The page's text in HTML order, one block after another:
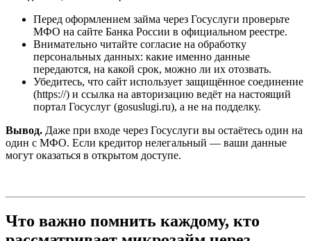
Перед оформлением займа через Госуслуги проверьте
МФО на сайте Банка России в официальном реестре.
Внимательно читайте согласие на обработку
персональных данных: какие именно данные
передаются, на какой срок, можно ли их отозвать.
Убедитесь, что сайт использует защищённое соединение
(https://) и ссылка на авторизацию ведёт на настоящий
портал Госуслуг (gosuslugi.ru), а не на подделку.
Вывод. Даже при входе через Госуслуги вы остаётесь один на
один с МФО. Если кредитор нелегальный — ваши данные
могут оказаться в открытом доступе.
Что важно помнить каждому, кто